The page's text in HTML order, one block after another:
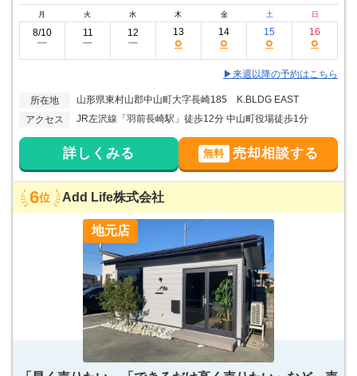
月 火 水 木 金 土 日
8/10
ー
11
ー
12
ー
13
○
14
○
15
○
16
○
▶来週以降の予約はこちら
所在地
山形県東村山郡中山町大字長崎185 K.BLDG EAST
アクセス
JR左沢線「羽前長崎駅」徒歩12分 中山町役場徒歩1分
詳しくみる 無料 売却相談する
6位 Add Life株式会社
地元店